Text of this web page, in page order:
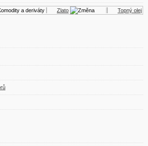
a deriváty Zlato Topný olej